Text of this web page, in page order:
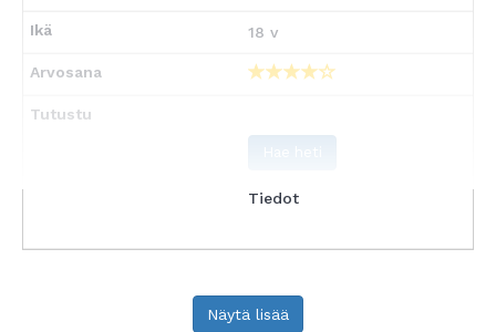
18 v
Tiedot
Näytä lisää